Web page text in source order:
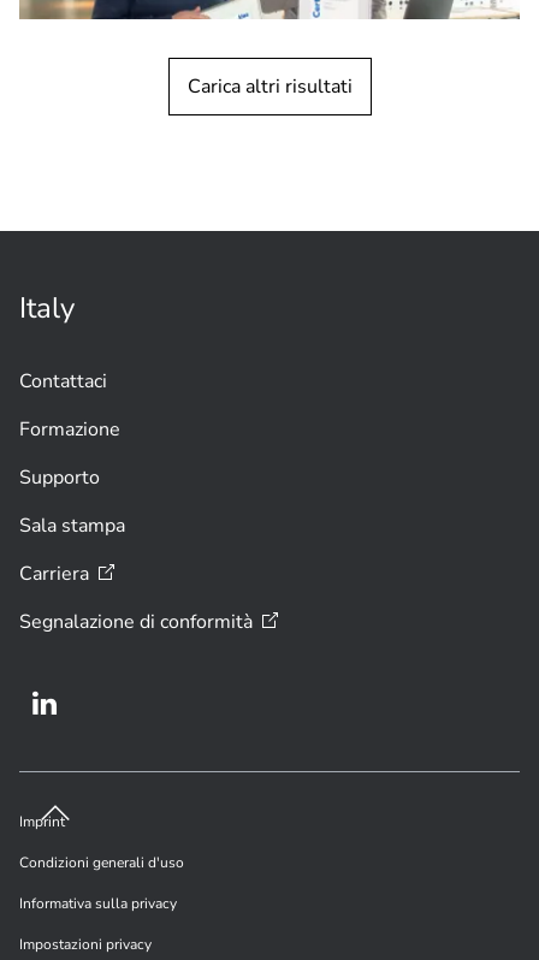
27701 a sottolineare l'impegno per la
Carica altri risultati
Italy
Contattaci
Formazione
Supporto
Sala stampa
Carriera
Segnalazione di conformità
Imprint
Condizioni generali d'uso
Informativa sulla privacy
Impostazioni privacy